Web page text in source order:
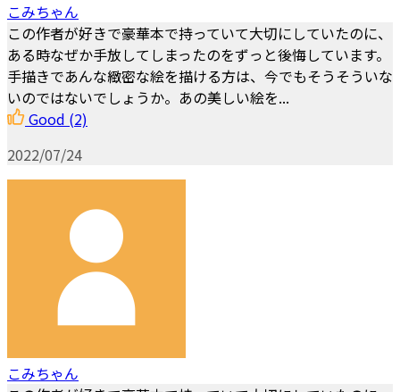
こみちゃん
この作者が好きで豪華本で持っていて大切にしていたのに、
ある時なぜか手放してしまったのをずっと後悔しています。
手描きであんな緻密な絵を描ける方は、今でもそうそういな
いのではないでしょうか。あの美しい絵を...
Good (2)
2022/07/24
こみちゃん